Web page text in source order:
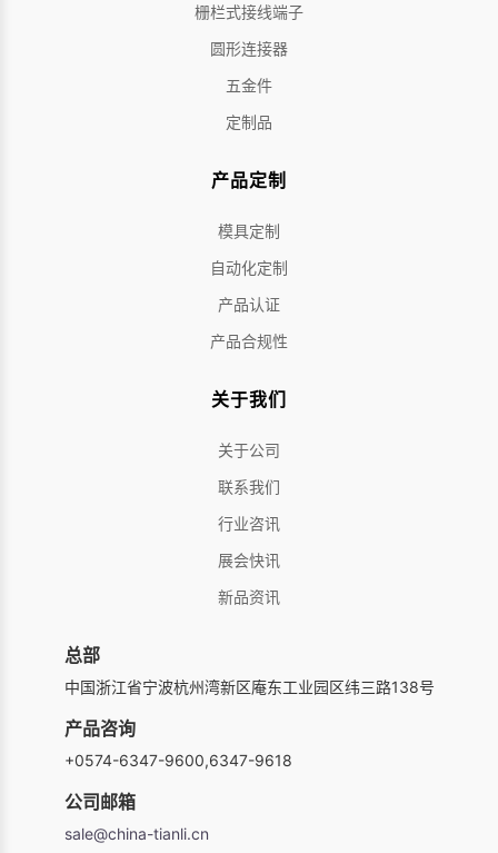
栅栏式接线端子
圆形连接器
五金件
定制品
产品定制
模具定制
自动化定制
产品认证
产品合规性
关于我们
关于公司
联系我们
行业咨讯
展会快讯
新品资讯
总部
中国浙江省宁波杭州湾新区庵东工业园区纬三路138号
产品咨询
+0574-6347-9600,6347-9618
公司邮箱
sale@china-tianli.cn